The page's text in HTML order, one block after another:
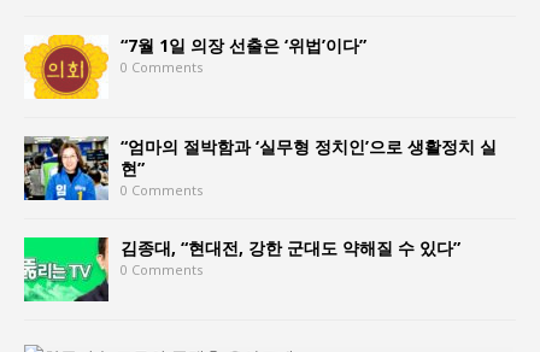
“7월 1일 의장 선출은 ‘위법’이다”
0 Comments
“엄마의 절박함과 ‘실무형 정치인’으로 생활정치 실
현”
0 Comments
김종대, “현대전, 강한 군대도 약해질 수 있다”
0 Comments